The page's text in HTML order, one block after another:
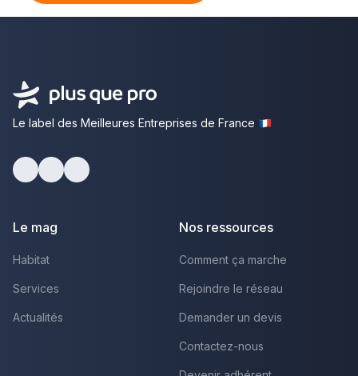
Le label des Meilleures Entreprises de France
Le mag
Habitat
Services
Actualités
Nos ressources
Comment ça marche
Rejoindre le réseau
Demander un devis
Contactez-nous